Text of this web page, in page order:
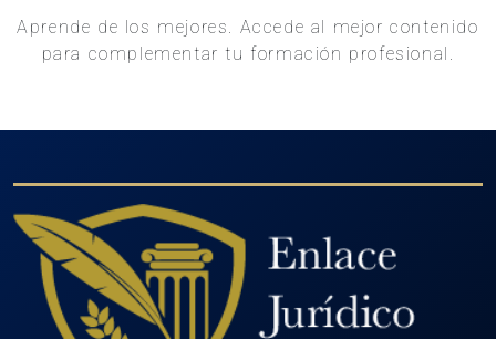
Aprende de los mejores. Accede al mejor contenido
para complementar tu formación profesional.